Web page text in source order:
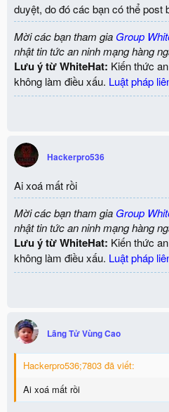
duyệt, do đó các bạn có thể post
Mời các bạn tham gia Group
nhật tin tức an ninh mạng hàng
Lưu ý từ WhiteHat: Kiến thức
không làm điều xấu. Luật pháp
Hackerpro536
Ai xoá mất rồi
Mời các bạn tham gia Group
nhật tin tức an ninh mạng hàng
Lưu ý từ WhiteHat: Kiến thức
không làm điều xấu. Luật pháp
Lãng Tử Vùng Cao
Hackerpro536;7803 đã viết:
Ai xoá mất rồi